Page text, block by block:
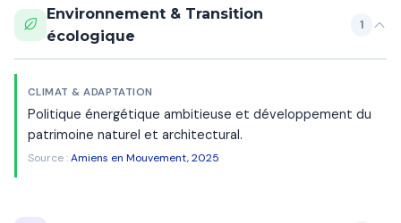
Environnement & Transition
écologique
1
CLIMAT & ADAPTATION
Politique énergétique ambitieuse et développement du
patrimoine naturel et architectural.
Source :Amiens en Mouvement, 2025